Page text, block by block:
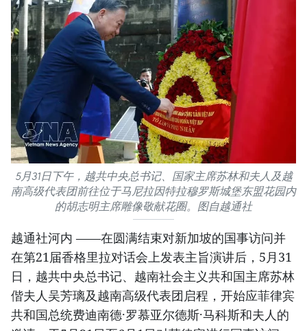
5月31日下午，越共中央总书记、国家主席苏林和夫人及越
南高级代表团前往位于马尼拉因特拉穆罗斯城堡东盟花园内
的胡志明主席雕像敬献花圈。图自越通社
越通社河内 ——在圆满结束对新加坡的国事访问并
在第21届香格里拉对话会上发表主旨演讲后，5月31
日，越共中央总书记、越南社会主义共和国主席苏林
偕夫人吴芳璃及越南高级代表团启程，开始应菲律宾
共和国总统费迪南德·罗慕亚尔德斯·马科斯和夫人的